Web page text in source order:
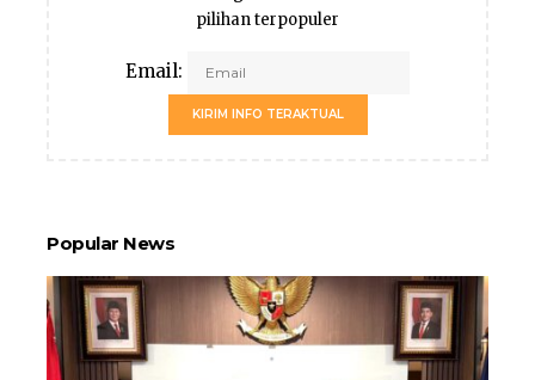
pilihan terpopuler
Email:
KIRIM INFO TERAKTUAL
Popular News